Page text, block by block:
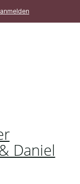
Daniel